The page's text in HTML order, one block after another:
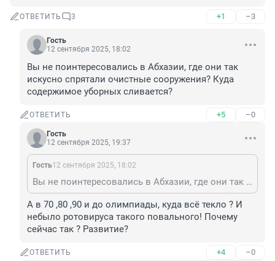
ОТВЕТИТЬ 3 +1 –3
Гость
12 сентября 2025, 18:02
Вы не поинтересовались в Абхазии, где они так
искусно спрятали очистные сооружения? Куда
содержимое уборных сливается?
ОТВЕТИТЬ +5 –0
Гость
12 сентября 2025, 19:37
Гость12 сентября 2025, 18:02
Вы не поинтересовались в Абхазии, где они так искусно спрятали очистные сооружения? Куда содержимое уборных сливается?
А в 70 ,80 ,90 и до олимпиады, куда всё текло ? И
небыло ротовируса такого повального! Почему
сейчас так ? Развитие?
ОТВЕТИТЬ +4 –0